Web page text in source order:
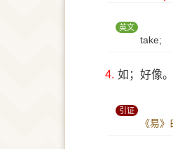
英文
take;
4. 如；好像。
引证
《易